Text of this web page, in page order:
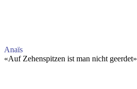
Anaïs
«Auf Zehenspitzen ist man nicht geerdet»